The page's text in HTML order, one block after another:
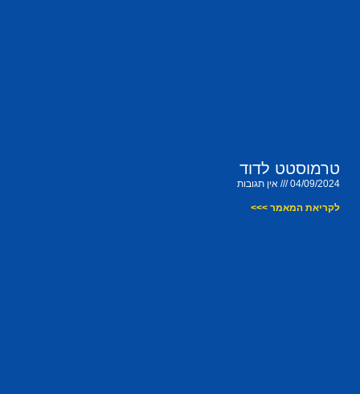
טרמוסטט לדוד
04/09/2024 אין תגובות
לקריאת המאמר >>>